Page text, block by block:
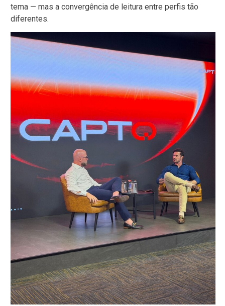
tema — mas a convergência de leitura entre perfis tão
diferentes.